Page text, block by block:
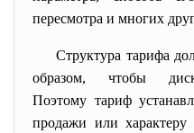
пересмотра и многих
Структура тарифа
образом, чтобы
Поэтому тариф
продажи или